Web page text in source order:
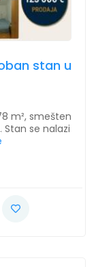
stan u
m², smešten
Stan se nalazi